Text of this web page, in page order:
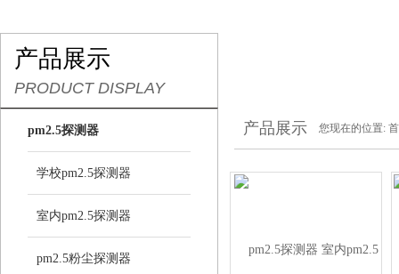
产品展示
PRODUCT DISPLAY
pm2.5探测器
学校pm2.5探测器
室内pm2.5探测器
pm2.5粉尘探测器
产品展示 您现在的位置: